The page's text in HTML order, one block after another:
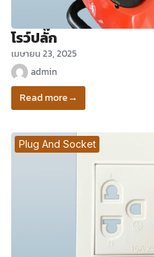
โรว์ปลั๊ก
เมษายน 23, 2025
admin
Read more→
Plug And Socket